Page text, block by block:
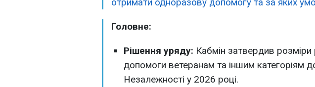
Головне:
Рішення уряду: Кабмін затвердив розміри
допомоги ветеранам та іншим категоріям
Незалежності у 2026 році.